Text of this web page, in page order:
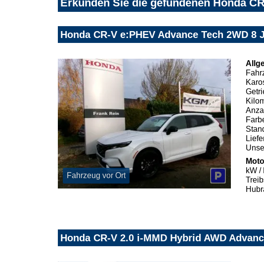
Erkunden Sie die gefundenen Honda
Honda CR-V e:PHEV Advance Tech 2WD 8
Fahrzeug vor Ort
kW /
Honda CR-V 2.0 i-MMD Hybrid AWD